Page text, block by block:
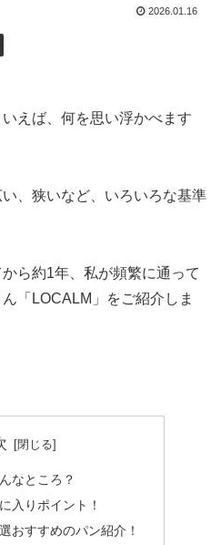
2026.01.16
えば、何を思い浮かべます
、狭いなど、いろいろな基準
ら約1年、私が頻繁に通って
「LOCALM」をご紹介しま
なところ？
入りポイント！
おすすめのパン紹介！